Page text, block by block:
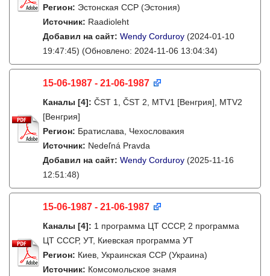
Регион: Эстонская ССР (Эстония)
Источник: Raadioleht
Добавил на сайт: Wendy Corduroy (2024-01-10
19:47:45) (Обновлено: 2024-11-06 13:04:34)
15-06-1987 - 21-06-1987
Каналы [4]: ČST 1, ČST 2, MTV1 [Венгрия], MTV2
[Венгрия]
Регион: Братислава, Чехословакия
Источник: Nedeľná Pravda
Добавил на сайт: Wendy Corduroy (2025-11-16
12:51:48)
15-06-1987 - 21-06-1987
Каналы [4]: 1 программа ЦТ СССР, 2 программа
ЦТ СССР, УТ, Киевская программа УТ
Регион: Киев, Украинская ССР (Украина)
Источник: Комсомольское знамя